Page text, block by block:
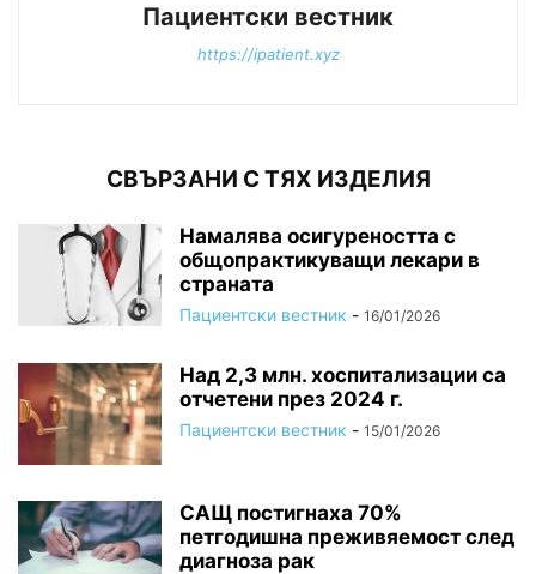
Пациентски вестник
https://ipatient.xyz
СВЪРЗАНИ С ТЯХ ИЗДЕЛИЯ
Намалява осигуреността с
общопрактикуващи лекари в
страната
Пациентски вестник - 16/01/2026
Над 2,3 млн. хоспитализации са
отчетени през 2024 г.
Пациентски вестник - 15/01/2026
САЩ постигнаха 70%
петгодишна преживяемост след
диагноза рак